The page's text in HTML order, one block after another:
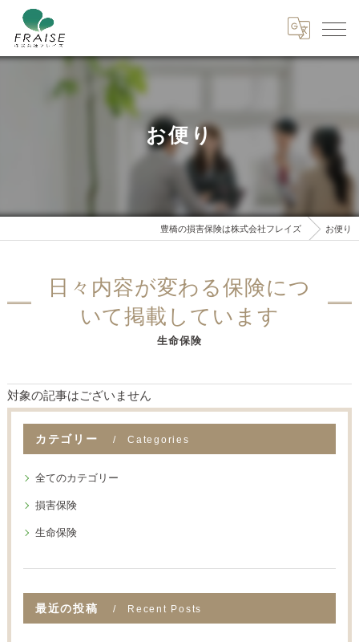
お便り
豊橋の損害保険は株式会社フレイズ お便り
日々内容が変わる保険につ
いて掲載しています
生命保険
対象の記事はございません
カテゴリー Categories
全てのカテゴリー
損害保険
生命保険
最近の投稿 Recent Posts